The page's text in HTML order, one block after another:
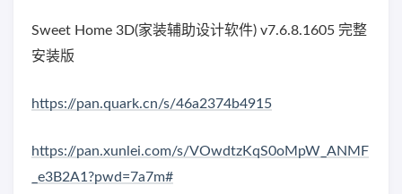
Sweet Home 3D(家装辅助设计软件) v7.6.8.1605 完整
安装版
https://pan.quark.cn/s/46a2374b4915
https://pan.xunlei.com/s/VOwdtzKqS0oMpW_ANMF
_e3B2A1?pwd=7a7m#